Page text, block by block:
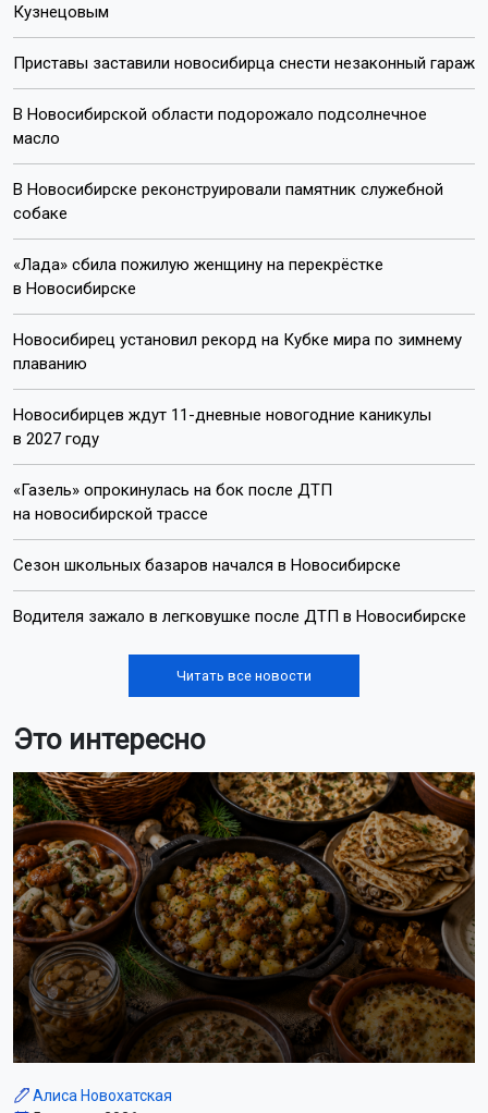
Кузнецовым
Приставы заставили новосибирца снести незаконный гараж
В Новосибирской области подорожало подсолнечное
масло
В Новосибирске реконструировали памятник служебной
собаке
«Лада» сбила пожилую женщину на перекрёстке
в Новосибирске
Новосибирец установил рекорд на Кубке мира по зимнему
плаванию
Новосибирцев ждут 11-дневные новогодние каникулы
в 2027 году
«Газель» опрокинулась на бок после ДТП
на новосибирской трассе
Сезон школьных базаров начался в Новосибирске
Водителя зажало в легковушке после ДТП в Новосибирске
Читать все новости
Это интересно
Алиса Новохатская